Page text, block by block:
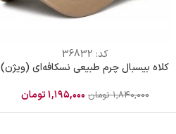
کد: 36832
کلاه بیسبال چرم طبیعی نسکافه‌ای (ویژن)
۱,۸۴۰,۰۰۰ تومان ۱,۱۹۵,۰۰۰تومان